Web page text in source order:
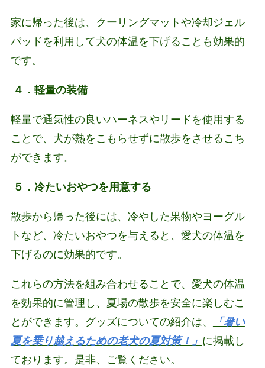
家に帰った後は、クーリングマットや冷却ジェル
パッドを利用して犬の体温を下げることも効果的
です。
４．軽量の装備
軽量で通気性の良いハーネスやリードを使用する
ことで、犬が熱をこもらせずに散歩をさせるこち
ができます。
５．冷たいおやつを用意する
散歩から帰った後には、冷やした果物やヨーグル
トなど、冷たいおやつを与えると、愛犬の体温を
下げるのに効果的です。
これらの方法を組み合わせることで、愛犬の体温
を効果的に管理し、夏場の散歩を安全に楽しむこ
とができます。グッズについての紹介は、
「暑い
夏を乗り越えるための老犬の夏対策！」 に掲載し
ております。是非、ご覧ください。